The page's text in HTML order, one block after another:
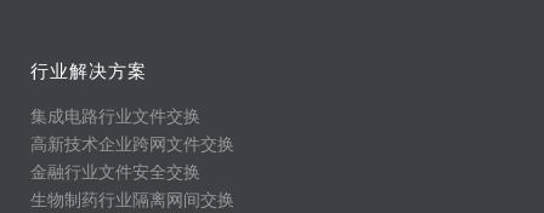
行业解决方案
集成电路行业文件交换
高新技术企业跨网文件交换
金融行业文件安全交换
生物制药行业隔离网间交换